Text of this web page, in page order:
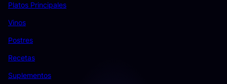
Platos Principales
Vinos
Postres
Recetas
Suplementos